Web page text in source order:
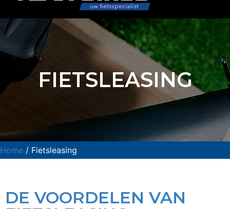
FIETSLEASING
Home / Fietsleasing
DE VOORDELEN VAN